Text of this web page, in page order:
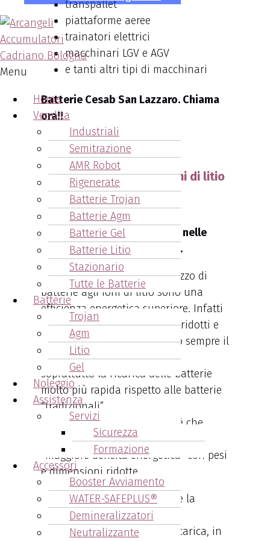
Menu
Home
Vendita
Industriali
Semitrazione
AMR Robot
Rigenerate
Batterie Trojan
Batterie Agm
Batterie Gel
Batterie Litio
Stazionario
Tutte le Batterie
Batterie
Trojan
Agm
Litio
Gel
Noleggio
Assistenza
Servizi
Sicurezza
Formazione
Accessori
Booster Avviamento
WATER-SAFEPLUS®
Demineralizzatori
Neutralizzante
transpallet
piattaforme aeree
trainatori elettrici
macchinari LGV e AGV
e tanti altri tipi di macchinari
Batterie Cesab San Lazzaro. Chiama
ora!!
051.6271878
Le batterie Cesab agli ioni di litio
La potenza degli ioni di litio nelle
Batterie Cesab San Lazzaro.
I principali vantaggi nell’utilizzo di
batterie agli ioni di litio sono una
efficienza energetica superiore. Infatti
il loro utilizzo favorisce costi ridotti e
minori emissioni, garantendo sempre il
costante flusso di energia e
soprattutto la ricarica delle batterie
molto più rapida rispetto alle batterie
“tradizionali”.
Ma l’aspetto più importante è che
queste batterie forniscono una
“maggiore densità energetica” con pesi
e dimensioni ridotte.
Da non sottovalutare è anche la
capacità di queste batterie di
sopportare numerosi cicli di carica, in